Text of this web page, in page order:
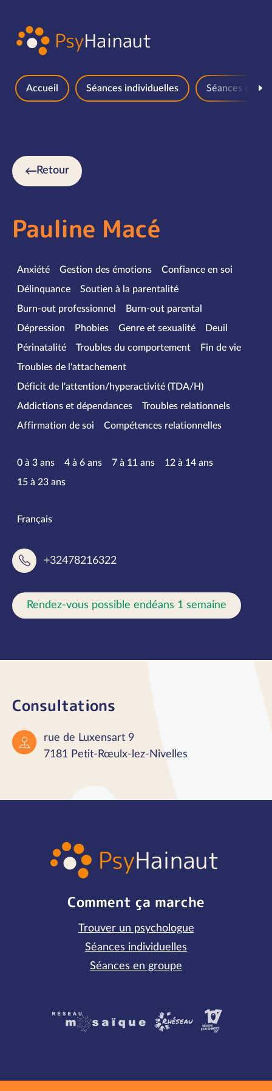
Accueil Séances individuelles Séances en
Retour
Pauline Macé
Spécialités
Anxiété Gestion des émotions
Confiance en soi
Délinquance
Soutien à la parentalité
Burn-out professionnel
Burn-out parental
Dépression
Phobies Genre et sexualité
Deuil
Périnatalité
Troubles du comportement
Fin de vie
Troubles de l'attachement
Déficit de l'attention/hyperactivité (TDA/H)
Addictions et dépendances
Troubles relationnels
Affirmation de soi
Compétences relationnelles
Tranches d’âge
0 à 3 ans 4 à 6 ans 7 à 11 ans
12 à 14 ans
15 à 23 ans
Langues parlées
Français
+32478216322
Rendez-vous possible endéans 1 semaine
Consultations
rue de Luxensart 9
7181 Petit-Rœulx-lez-Nivelles
Comment ça marche
Trouver un psychologue
Séances individuelles
Séances en groupe
Partenaires